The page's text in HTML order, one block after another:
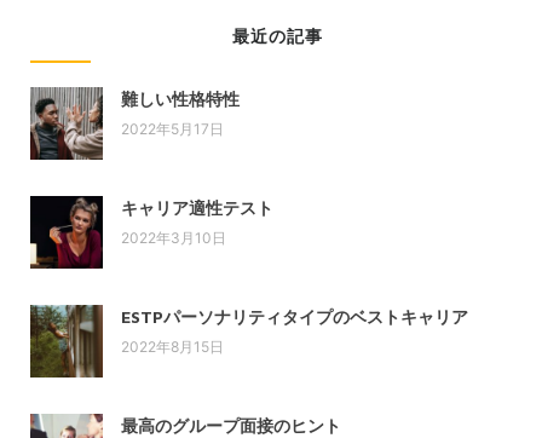
最近の記事
難しい性格特性
2022年5月17日
キャリア適性テスト
2022年3月10日
ESTPパーソナリティタイプのベストキャリア
2022年8月15日
最高のグループ面接のヒント